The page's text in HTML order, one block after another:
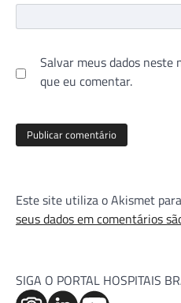
Salvar meus dados neste
que eu comentar.
Este site utiliza o Akismet
seus dados em comentários
SIGA O PORTAL HOSPITAIS